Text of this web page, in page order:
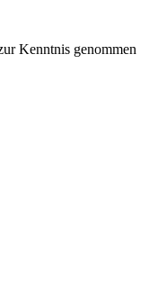
Kenntnis genommen